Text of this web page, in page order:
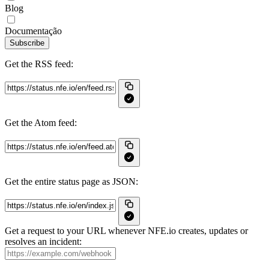
Blog
Documentação
Subscribe
Get the RSS feed:
Get the Atom feed:
Get the entire status page as JSON:
Get a request to your URL whenever NFE.io creates, updates or
resolves an incident: